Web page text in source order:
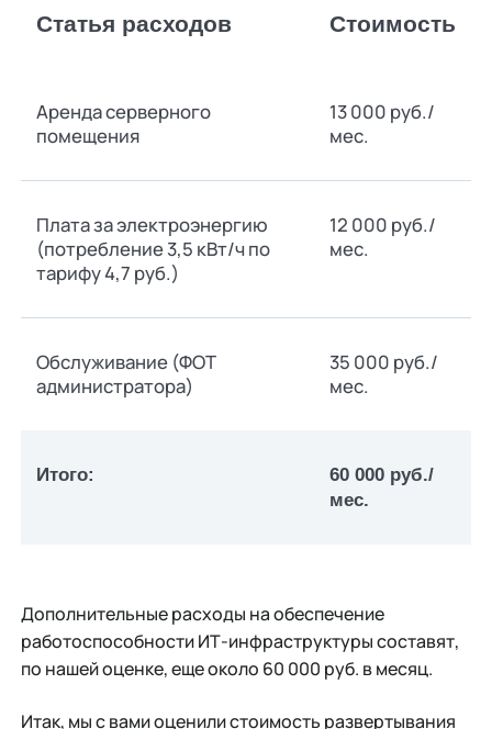
Статья расходов Стоимость
Аренда серверного
помещения
13 000 руб./
мес.
Плата за электроэнергию
(потребление 3,5 кВт/ч по
тарифу 4,7 руб.)
12 000 руб./
мес.
Обслуживание (ФОТ
администратора)
35 000 руб./
мес.
Итого:
60 000 руб./
мес.
Дополнительные расходы на обеспечение
работоспособности ИТ-инфраструктуры составят,
по нашей оценке, еще около 60 000 руб. в месяц.
Итак, мы с вами оценили стоимость развертывания